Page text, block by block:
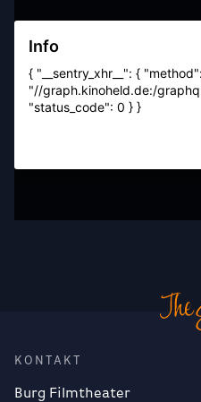
KONTAKT
Burg Filmtheater